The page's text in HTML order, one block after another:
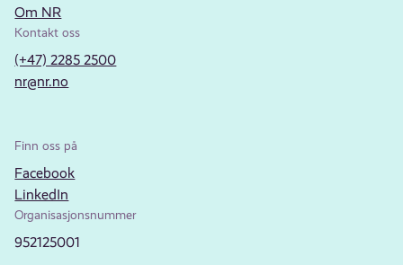
Om NR
Kontakt oss
(+47) 2285 2500
nr@nr.no
Finn oss på
Facebook
LinkedIn
Organisasjonsnummer
952125001